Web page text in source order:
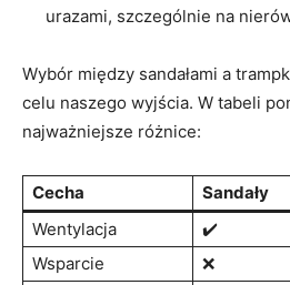
urazami, szczególnie na
Wybór między ‍sandałami ‍a
celu naszego wyjścia. W tabeli
najważniejsze różnice:
Cecha Sandały
Wentylacja
✔️
Wsparcie
❌